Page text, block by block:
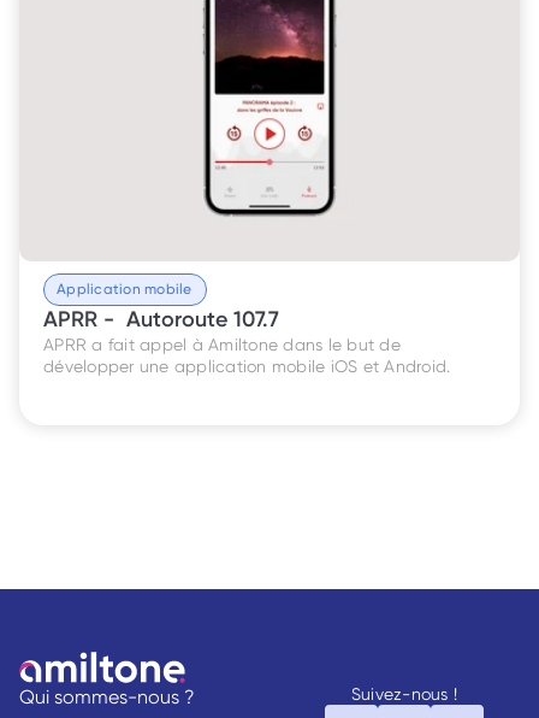
Application mobile
APRR -  Autoroute 107.7
APRR a fait appel à Amiltone dans le but de
développer une application mobile iOS et Android.
Suivez-nous !
Qui sommes-nous ?